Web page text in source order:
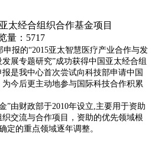
太经合组织合作基金项目
量：5717
报的“2015亚太智慧医疗产业合作与发
展专题研究”成功获得中国亚太经合组
是我中心首次尝试向科技部申请中国
今后更主动地参与国际科技合作积累
由财政部于2010年设立,主要用于资助
交流与合作项目，资助的优先领域根
定的重点领域逐年调整。